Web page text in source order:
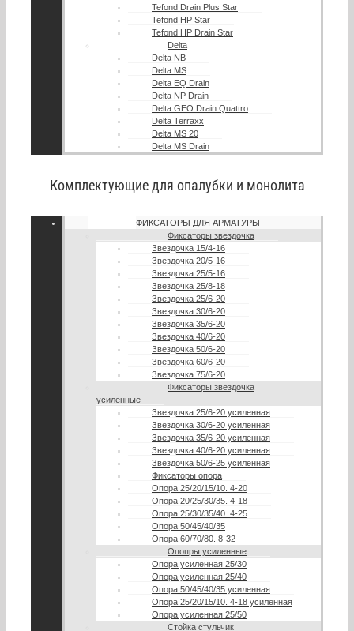
Tefond Drain Plus Star
Tefond HP Star
Tefond HP Drain Star
Delta
Delta NB
Delta MS
Delta EQ Drain
Delta NP Drain
Delta GEO Drain Quattro
Delta Terraxx
Delta MS 20
Delta MS Drain
Комплектующие для опалубки и монолита
ФИКСАТОРЫ ДЛЯ АРМАТУРЫ
Фиксаторы звездочка
Звездочка 15/4-16
Звездочка 20/5-16
Звездочка 25/5-16
Звездочка 25/8-18
Звездочка 25/6-20
Звездочка 30/6-20
Звездочка 35/6-20
Звездочка 40/6-20
Звездочка 50/6-20
Звездочка 60/6-20
Звездочка 75/6-20
Фиксаторы звездочка
усиленные
Звездочка 25/6-20 усиленная
Звездочка 30/6-20 усиленная
Звездочка 35/6-20 усиленная
Звездочка 40/6-20 усиленная
Звездочка 50/6-25 усиленная
Фиксаторы опора
Опора 25/20/15/10. 4-20
Опора 20/25/30/35. 4-18
Опора 25/30/35/40. 4-25
Опора 50/45/40/35
Опора 60/70/80. 8-32
Опопры усиленные
Опора усиленная 25/30
Опора усиленная 25/40
Опора 50/45/40/35 усиленная
Опора 25/20/15/10. 4-18 усиленная
Опора усиленная 25/50
Стойка стульчик